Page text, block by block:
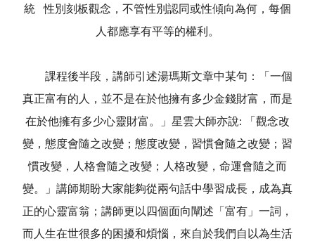
統 性別刻板觀念，不管性別認同或性傾向為何，每個
人都應享有平等的權利。
課程後半段，講師引述湯瑪斯文章中某句：「一個
真正富有的人，並不是在於他擁有多少金錢財富，而是
在於他擁有多少心靈財富。」星雲大師亦說: 「觀念改
變，態度會隨之改變；態度改變，習慣會隨之改變；習
慣改變，人格會隨之改變；人格改變，命運會隨之而
變。」講師期盼大家能夠從兩句話中學習成長，成為真
正的心靈富翁；講師更以四個面向闡述「富有」一詞，
而人生在世很多的困擾和煩惱，來自於我們自以為生活